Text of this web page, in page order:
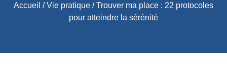
Accueil /Vie pratique / Trouver ma place : 22 protocoles
pour atteindre la sérénité